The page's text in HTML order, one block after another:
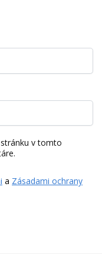
v tomto
a Zásadami ochrany